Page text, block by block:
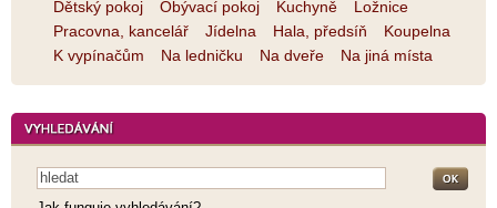
Dětský pokoj Obývací pokoj Kuchyně
Ložnice
Pracovna, kancelář
Jídelna Hala, předsíň
Koupelna
K vypínačům
Na ledničku Na dveře Na jiná místa